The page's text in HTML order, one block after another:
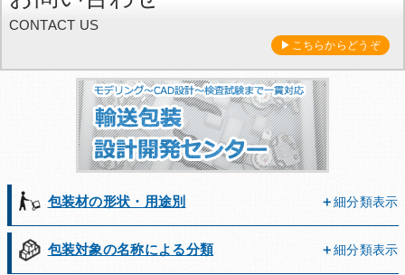
CONTACT US
▶こちらからどうぞ
包装材の形状・用途別 細分類表示
包装対象の名称による分類 細分類表示